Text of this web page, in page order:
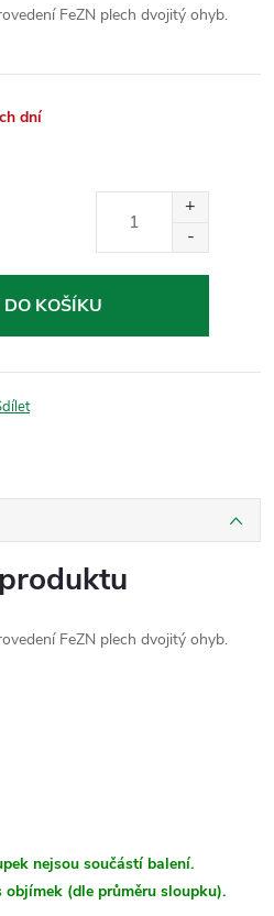
FeZN plech dvojitý ohyb.
dní
KOŠÍKU
FeZN plech dvojitý ohyb.
nejsou součástí balení.
(dle průměru sloupku).